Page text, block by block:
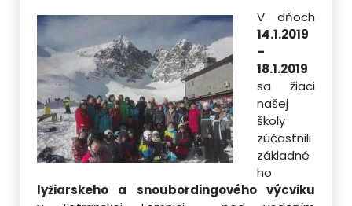
V dňoch
14.1.2019
–
18.1.2019
sa žiaci
našej
školy
zúčastnili
základné
ho
lyžiarskeho a snoubordingového výcviku